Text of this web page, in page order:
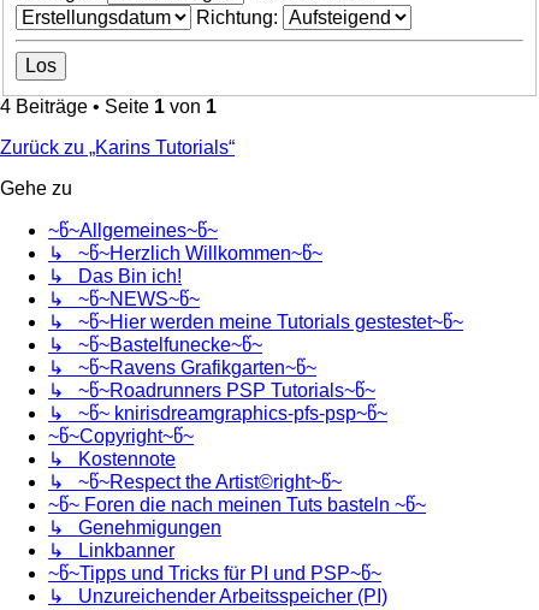
Richtung:
4 Beiträge • Seite 1 von 1
Zurück zu „Karins Tutorials“
Gehe zu
~წ~Allgemeines~წ~
↳ ~წ~Herzlich Willkommen~წ~
↳ Das Bin ich!
↳ ~წ~NEWS~წ~
↳ ~წ~Hier werden meine Tutorials gestestet~წ~
↳ ~წ~Bastelfunecke~წ~
↳ ~წ~Ravens Grafikgarten~წ~
↳ ~წ~Roadrunners PSP Tutorials~წ~
↳ ~წ~ knirisdreamgraphics-pfs-psp~წ~
~წ~Copyright~წ~
↳ Kostennote
↳ ~წ~Respect the Artist©right~წ~
~წ~ Foren die nach meinen Tuts basteln ~წ~
↳ Genehmigungen
↳ Linkbanner
~წ~Tipps und Tricks für PI und PSP~წ~
↳ Unzureichender Arbeitsspeicher (PI)